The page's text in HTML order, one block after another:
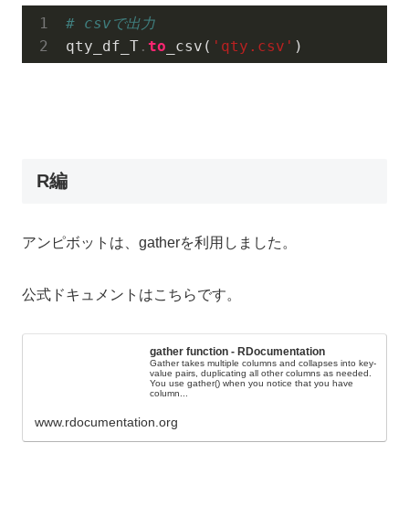
# csvで出力
qty_df_T . to _csv ( ' qty . csv ' )
R編
アンピボットは、gatherを利用しました。
公式ドキュメントはこちらです。
gather function - RDocumentation
Gather takes multiple columns and collapses into key-
value pairs, duplicating all other columns as needed.
You use gather() when you notice that you have
column...
www.rdocumentation.org